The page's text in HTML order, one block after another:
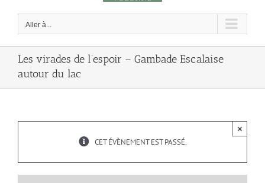
Aller à...
Les virades de l’espoir – Gambade Escalaise
autour du lac
CET ÉVÈNEMENT EST PASSÉ.
×